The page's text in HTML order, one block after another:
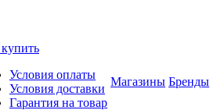
Условия оплаты
Условия доставки
Гарантия на товар
Магазины Бренды